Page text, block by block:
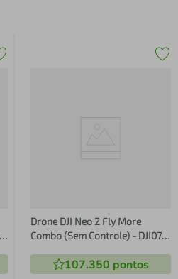
Drone DJI Neo 2 Fly More
Combo (Sem Controle) - DJI070
107.350 pontos